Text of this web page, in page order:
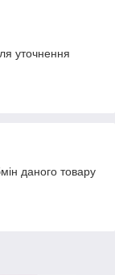
уточнення
даного товару